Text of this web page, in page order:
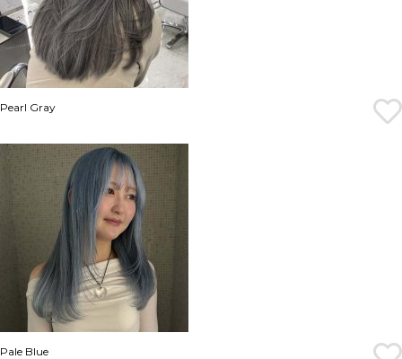
Pearl Gray
Pale Blue